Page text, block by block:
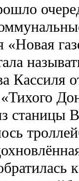
«Новая
Кассиля
станицы